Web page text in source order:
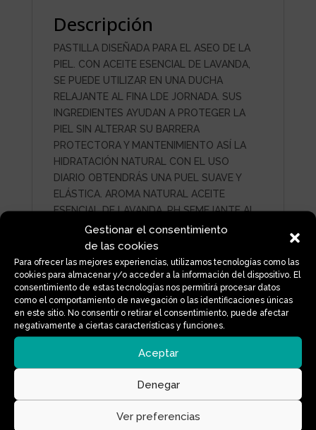
Gestionar el consentimiento
de las cookies
Para ofrecer las mejores experiencias, utilizamos tecnologías como las
cookies para almacenar y/o acceder a la información del dispositivo. El
consentimiento de estas tecnologías nos permitirá procesar datos
como el comportamiento de navegación o las identificaciones únicas
en este sitio. No consentir o retirar el consentimiento, puede afectar
negativamente a ciertas características y funciones.
Aceptar
Denegar
Ver preferencias
Descripción
PASTILLA DISEÑADA PARA EL ASEO DE LA
PIEL. CON ACEITE ESENCIAL DE LAVANDA,
SE PUEDE UTILIZAR EN UNA DUCHA
RELAJANTE AL FINA LDE JORNADA. SUS
INGREDIENTES AYUDAN A PROTEGER LA
PIEL SIN ALTERAR SU BARRERA
PROTECTORA Y MANTENIMIENTO ASÍ LA
HIDRATACIÓN NATURAL CON EL USO
DIARIO OBTENDRÁS UNA PUEL SUAVE Y
ELÁSTICA. AROMA NATURAL ACEITE
ESENCIAL DE LAVANDA. PH SEMEJANTE AL
DE LA PIEL. APTA PARA VEGANOS
Productos relacionados